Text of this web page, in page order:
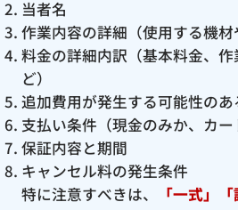
当者名
作業内容の詳細（使用する機材
料金の詳細内訳（基本料金、
ど）
追加費用が発生する可能性のあ
支払い条件（現金のみか、カー
保証内容と期間
キャンセル料の発生条件
特に注意すべきは、
「一式」